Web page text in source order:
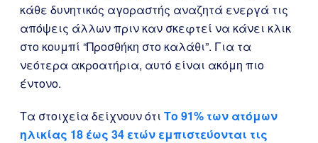
κάθε δυνητικός αγοραστής αναζητά ενεργά τις
απόψεις άλλων πριν καν σκεφτεί να κάνει κλικ
στο κουμπί “Προσθήκη στο καλάθι”. Για τα
νεότερα ακροατήρια, αυτό είναι ακόμη πιο
έντονο.
Τα στοιχεία δείχνουν ότι Το 91% των ατόμων
ηλικίας 18 έως 34 ετών εμπιστεύονται τις